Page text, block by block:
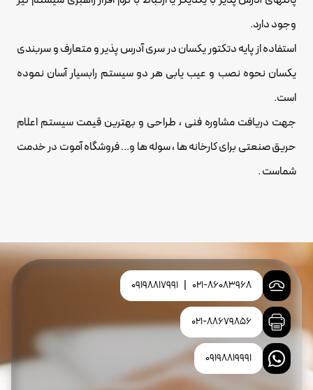
وجود دارد.
استفاده از پایه دتکتور یکسان در سری آدرس پذیر و متعارف و سربندی
یکسان نحوه نصب و عیب یابی هر دو سیستم رابسیار آسان نموده
است.
جهت دریافت مشاوره فنی ، طراحی و بهترین قیمت سیستم اعلام
حریقصنعتی برای کارخانه ها ، سوله ها و... فروشگاه آموت در خدمت
شماست .
021-86083968
09198817991
021-88679856
09198819991